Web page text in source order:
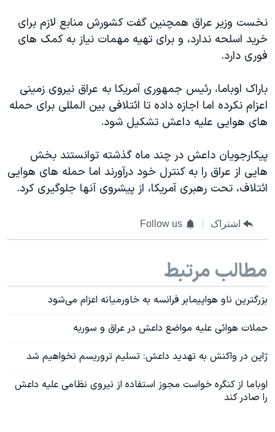
نخست وزیر عراق همچنین گفت کشورش منابع لازم برای
خرید اسلحه ندارد، و برای تهیه مهمات نیاز به کمک های
فوری دارد.
باراک اوباما، رئیس جمهوری آمریکا به عراق نیروی زمینی
اعزام نکرده اما اجازه داده تا ائتلافی بین المللی برای حمله
های هوایی علیه داعش تشکیل شود.
پیکارجویان داعش در چند ماه گذشته توانستند بخش
هایی از عراق را به کنترل خود درآورند اما حمله های هوایی
ائتلاف، تحت رهبری آمریکا، از پیشروی آنها جلوگیری کرد.
اشتراک Follow us
مطالب مرتبط
بزرگترین ناو هواپیمابر فرانسه به خاورمیانه اعزام می‌شود
حملات هوائی علیه مواضع داعش در عراق و سوریه
ژاپن در واکنش به تهدید داعش: تسلیم تروریسم نخواهیم شد
اوباما از کنگره خواست مجوز استفاده از نیروی نظامی علیه داعش
را صادر کند